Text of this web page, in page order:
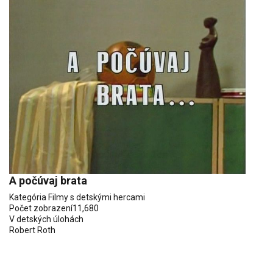
A počúvaj brata
Kategória Filmy s detskými hercami
Počet zobrazení11,680
V detských úlohách
Robert Roth